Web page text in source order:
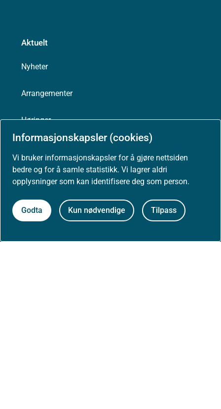
Informasjonskapsler (cookies)
Vi bruker informasjonskapsler for å gjøre nettsiden
bedre og for å samle statistikk. Vi lagrer aldri
opplysninger som kan identifisere deg som person.
Godta Kun nødvendige Tilpass
Aktuelt
Nyheter
Arrangementer
Høringer
Om nettstedet